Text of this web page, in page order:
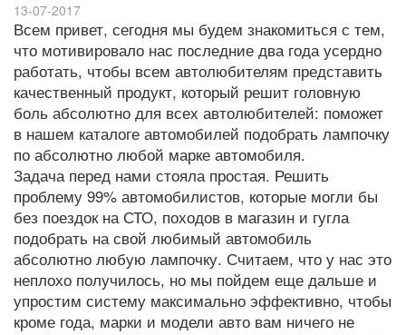
13-07-2017
Всем привет, сегодня мы будем знакомиться с тем,
что мотивировало нас последние два года усердно
работать, чтобы всем автолюбителям представить
качественный продукт, который решит головную
боль абсолютно для всех автолюбителей: поможет
в нашем каталоге автомобилей подобрать лампочку
по абсолютно любой марке автомобиля.
Задача перед нами стояла простая. Решить
проблему 99% автомобилистов, которые могли бы
без поездок на СТО, походов в магазин и гугла
подобрать на свой любимый автомобиль
абсолютно любую лампочку. Считаем, что у нас это
неплохо получилось, но мы пойдем еще дальше и
упростим систему максимально эффективно, чтобы
кроме года, марки и модели авто вам ничего не